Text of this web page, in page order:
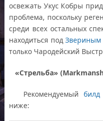
освежать Укус Кобры
проблема, поскольку
среди всех остальных
находиться подЗвериным
только Чародейский
«Стрельба»
Рекомендуемый
ниже: